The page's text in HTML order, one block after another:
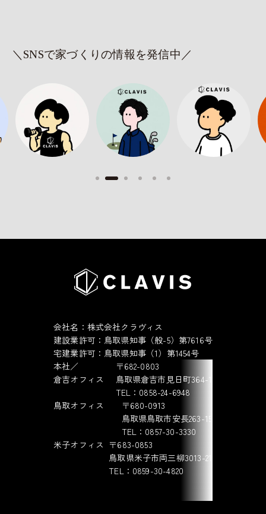
＼SNSで家づくりの情報を発信中／
会社名：株式会社クラヴィス
建設業許可：鳥取県知事（般-5）第7616号
宅建業許可：鳥取県知事（1）第1454号
本社／
倉吉オフィス
〒682-0803
鳥取県倉吉市見日町364-1
TEL：0858-24-6948
鳥取オフィス
〒680-0913
鳥取県鳥取市安長263-15
TEL：0857-30-3330
米子オフィス 〒683-0853
鳥取県米子市両三柳3013-21
TEL：0859-30-4820